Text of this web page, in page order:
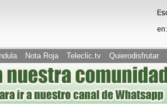
en:
Nota Roja Teleclic.tv Quierodisfrutar